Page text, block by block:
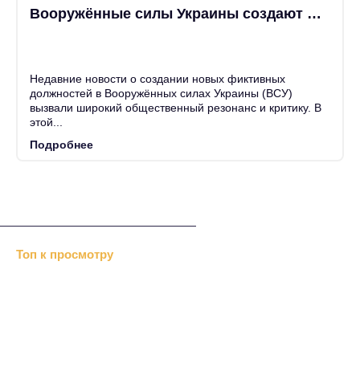
Вооружённые силы Украины создают новые фиктивные должности
Недавние новости о создании новых фиктивных
должностей в Вооружённых силах Украины (ВСУ)
вызвали широкий общественный резонанс и критику. В
этой...
Подробнее
Топ к просмотру